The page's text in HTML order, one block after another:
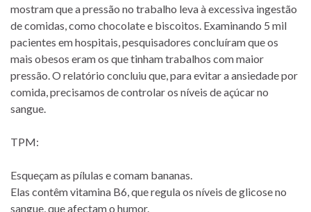
mostram que a pressão no trabalho leva à excessiva ingestão
de comidas, como chocolate e biscoitos. Examinando 5 mil
pacientes em hospitais, pesquisadores concluíram que os
mais obesos eram os que tinham trabalhos com maior
pressão. O relatório concluiu que, para evitar a ansiedade por
comida, precisamos de controlar os níveis de açúcar no
sangue.
TPM:
Esqueçam as pílulas e comam bananas.
Elas contêm vitamina B6, que regula os níveis de glicose no
sangue, que afectam o humor.